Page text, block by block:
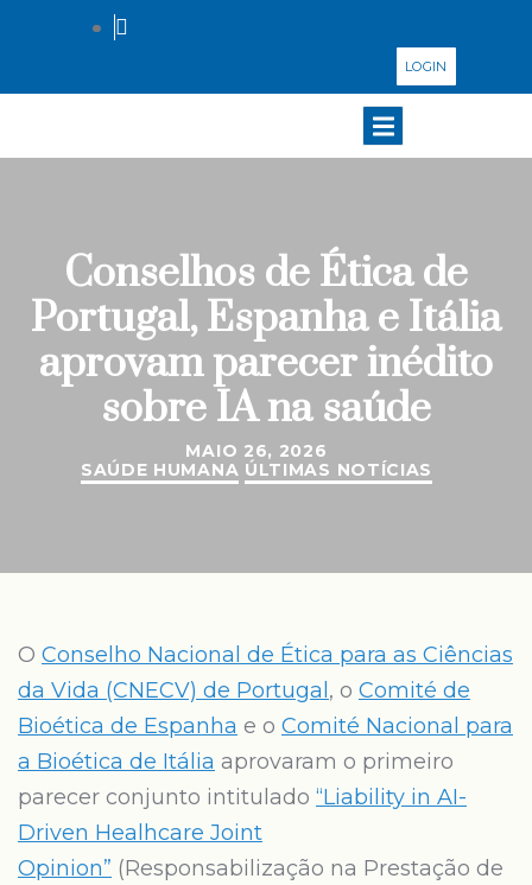
LOGIN
Conselhos de Ética de
Portugal, Espanha e Itália
aprovam parecer inédito
sobre IA na saúde
MAIO 26, 2026
SAÚDE HUMANA ÚLTIMAS NOTÍCIAS
O Conselho Nacional de Ética para as Ciências
da Vida (CNECV) de Portugal , o Comité de
Bioética de Espanha e o Comité Nacional para
a Bioética de Itália aprovaram o primeiro
parecer conjunto intitulado “Liability in AI-
Driven Healhcare Joint
Opinion” (Responsabilização na Prestação de